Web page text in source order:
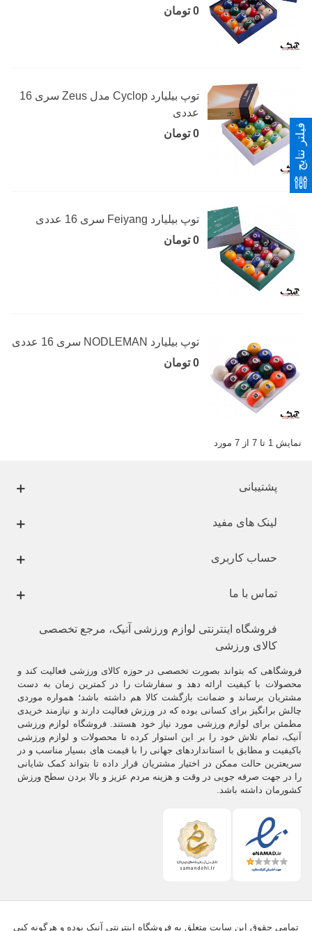
0 تومان
توپ بیلیارد Cyclop مدل Zeus سری 16
عددی
0 تومان
توپ بیلیارد Feiyang سری 16 عددی
0 تومان
توپ بیلیارد NODLEMAN سری 16 عددی
0 تومان
نمایش 1 تا 7 از 7 مورد
پشتیبانی
لینک های مفید
حساب کاربری
تماس با ما
فروشگاه اینترنتی لوازم ورزشی آنیک، مرجع تخصصی
کالای ورزشی
فروشگاهی که بتواند بصورت تخصصی در حوزه کالای ورزشی فعالیت کند و
محصولات با کیفیت ارائه دهد و سفارشات را در کمترین زمان به دست
مشتریان برساند و ضمانت بازگشت کالا هم داشته باشد؛ همواره موردی
چالش برانگیز برای کسانی بوده که در ورزش فعالیت دارند و نیازمند خریدی
مطمئن برای لوازم ورزشی مورد نیاز خود هستند. فروشگاه لوازم ورزشی
آنیک، تمام تلاش خود را بر این استوار کرده تا محصولات و لوازم ورزشی
باکیفیت و مطابق با استانداردهای جهانی را با قیمت های بسیار مناسب و در
سریعترین حالت ممکن در اختیار مشتریان قرار داده تا بتواند کمک شایانی
را در جهت صرفه جویی در وقت و هزینه مردم عزیز و بالا بردن سطح ورزش
کشورمان داشته باشد.
تمامی حقوق این سایت متعلق به فروشگاه اینترنتی آنیک بوده و هرگونه کپی
فیلتر نتایج